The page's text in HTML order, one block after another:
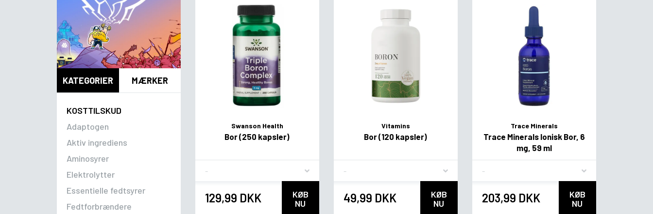
KATEGORIER MÆRKER
KOSTTILSKUD
Adaptogen
Aktiv ingrediens
Aminosyrer
Elektrolytter
Essentielle fedtsyrer
Fedtforbrændere
Swanson Health
Bor (250 kapsler)
129,99 DKK
KØB
NU
Vitamins
Bor (120 kapsler)
49,99 DKK
KØB
NU
Trace Minerals
Trace Minerals Ionisk Bor, 6
mg, 59 ml
203,99 DKK
KØB
NU